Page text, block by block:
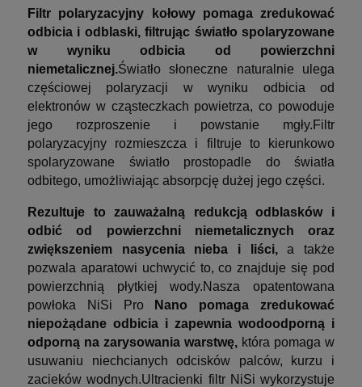
Filtr polaryzacyjny kołowy pomaga zredukować
odbicia i odblaski, filtrując światło spolaryzowane
w wyniku odbicia od powierzchni
niemetalicznej.Światło słoneczne naturalnie ulega
częściowej polaryzacji w wyniku odbicia od
elektronów w cząsteczkach powietrza, co powoduje
jego rozproszenie i powstanie mgły. Filtr
polaryzacyjny rozmieszcza i filtruje to kierunkowo
spolaryzowane światło prostopadle do światła
odbitego, umożliwiając absorpcję dużej jego części.
Rezultuje to zauważalną redukcją odblasków i
odbić od powierzchni niemetalicznych oraz
zwiększeniem nasycenia nieba i liści,a także
pozwala aparatowi uchwycić to, co znajduje się pod
powierzchnią płytkiej wody.Nasza opatentowana
powłoka NiSi Pro
Nano pomaga zredukować
niepożądane odbicia i zapewnia wodoodporną i
odporną na zarysowania warstwę, która pomaga w
usuwaniu niechcianych odcisków palców, kurzu i
zacieków wodnych.Ultracienki filtr NiSi wykorzystuje